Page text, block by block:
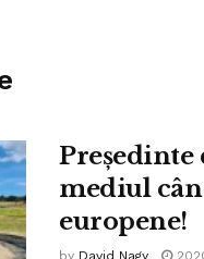
Președinte
mediul
europene!
by David Nagy